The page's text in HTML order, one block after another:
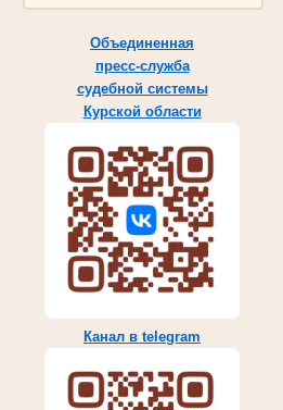
Объединенная
пресс-служба
судебной системы
Курской области
Канал в telegram